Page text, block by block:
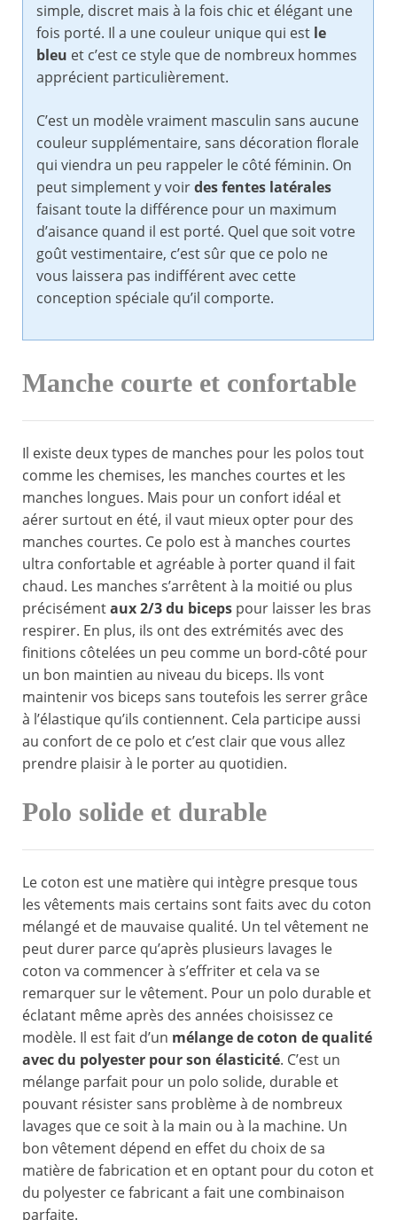
simple, discret mais à la fois chic et élégant une
fois porté. Il a une couleur unique qui est le
bleu et c’est ce style que de nombreux hommes
apprécient particulièrement.
C’est un modèle vraiment masculin sans aucune
couleur supplémentaire, sans décoration florale
qui viendra un peu rappeler le côté féminin. On
peut simplement y voirdes fentes latérales
faisant toute la différence pour un maximum
d’aisance quand il est porté. Quel que soit votre
goût vestimentaire, c’est sûr que ce polo ne
vous laissera pas indifférent avec cette
conception spéciale qu’il comporte.
Manche courte et confortable
Il existe deux types de manches pour les polos tout
comme les chemises, les manches courtes et les
manches longues. Mais pour un confort idéal et
aérer surtout en été, il vaut mieux opter pour des
manches courtes. Ce polo est à manches courtes
ultra confortable et agréable à porter quand il fait
chaud. Les manches s’arrêtent à la moitié ou plus
précisémentaux 2/3 du biceps pour laisser les bras
respirer. En plus, ils ont des extrémités avec des
finitions côtelées un peu comme un bord-côté pour
un bon maintien au niveau du biceps. Ils vont
maintenir vos biceps sans toutefois les serrer grâce
à l’élastique qu’ils contiennent. Cela participe aussi
au confort de ce polo et c’est clair que vous allez
prendre plaisir à le porter au quotidien.
Polo solide et durable
Le coton est une matière qui intègre presque tous
les vêtements mais certains sont faits avec du coton
mélangé et de mauvaise qualité. Un tel vêtement ne
peut durer parce qu’après plusieurs lavages le
coton va commencer à s’effriter et cela va se
remarquer sur le vêtement. Pour un polo durable et
éclatant même après des années choisissez ce
modèle. Il est fait d’un mélange de coton de qualité
avec du polyester pour son élasticité. C’est un
mélange parfait pour un polo solide, durable et
pouvant résister sans problème à de nombreux
lavages que ce soit à la main ou à la machine. Un
bon vêtement dépend en effet du choix de sa
matière de fabrication et en optant pour du coton et
du polyester ce fabricant a fait une combinaison
parfaite.